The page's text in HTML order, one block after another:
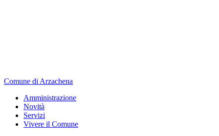
Comune di Arzachena
Amministrazione
Novità
Servizi
Vivere il Comune